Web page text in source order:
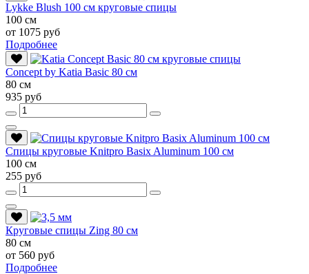
Lykke Blush 100 см круговые спицы
100 см
от 1075 руб
Подробнее
Conсept by Katia Basic 80 см
80 см
935 руб
Спицы круговые Knitpro Basix Aluminum 100 см
100 см
255 руб
Круговые спицы Zing 80 см
80 см
от 560 руб
Подробнее